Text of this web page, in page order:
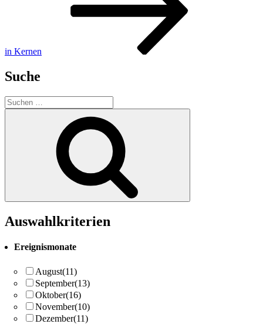
in Kernen
Suche
Suchen
nach:
Auswahlkriterien
Ereignismonate
August(11)
September(13)
Oktober(16)
November(10)
Dezember(11)